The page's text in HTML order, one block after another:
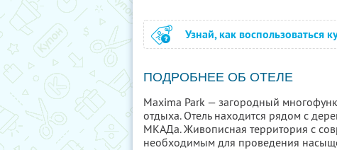
Узнай, как воспользоваться
ПОДРОБНЕЕ ОБ ОТЕЛЕ
Maxima Park — загородный
отдыха. Отель находится рядом с
МКАДа. Живописная территория с
необходимым для проведения